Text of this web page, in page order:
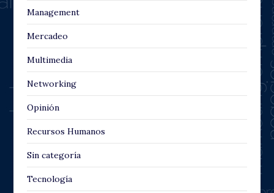
Management
Mercadeo
Multimedia
Networking
Opinión
Recursos Humanos
Sin categoría
Tecnología